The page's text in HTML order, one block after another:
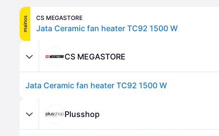
mainos CS MEGASTORE
Jata Ceramic fan heater TC92 1500 W
CS MEGASTORE
Jata Ceramic fan heater TC92 1500 W
Plusshop